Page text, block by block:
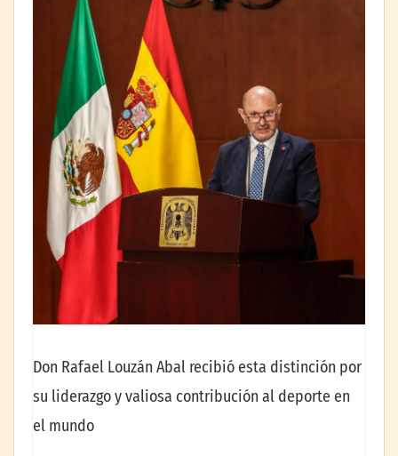
Don Rafael Louzán Abal recibió esta distinción por
su liderazgo y valiosa contribución al deporte en
el mundo